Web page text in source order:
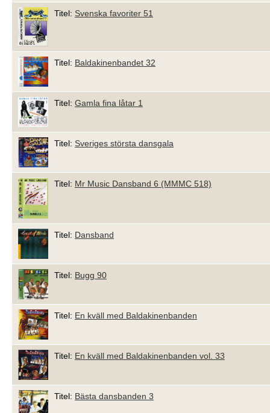
Titel: Svenska favoriter 51
Titel: Baldakinenbandet 32
Titel: Gamla fina låtar 1
Titel: Sveriges största dansgala
Titel: Mr Music Dansband 6 (MMMC 518)
Titel: Dansband
Titel: Bugg 90
Titel: En kväll med Baldakinenbanden
Titel: En kväll med Baldakinenbanden vol. 33
Titel: Bästa dansbanden 3